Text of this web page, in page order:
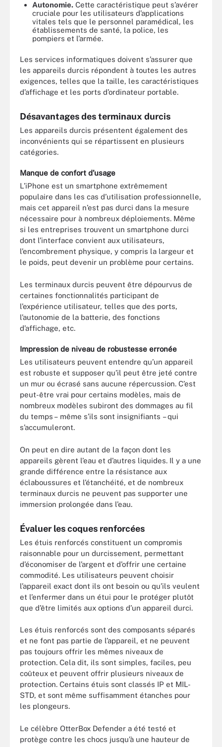
Autonomie. Cette caractéristique peut s’avérer
cruciale pour les utilisateurs d’applications
vitales tels que le personnel paramédical, les
établissements de santé, la police, les
pompiers et l’armée.
Les services informatiques doivent s’assurer que
les appareils durcis répondent à toutes les autres
exigences, telles que la taille, les caractéristiques
d’affichage et les ports d’ordinateur portable.
Désavantages des terminaux durcis
Les appareils durcis présentent également des
inconvénients qui se répartissent en plusieurs
catégories.
Manque de confort d’usage
L’iPhone est un smartphone extrêmement
populaire dans les cas d’utilisation professionnelle,
mais cet appareil n’est pas durci dans la mesure
nécessaire pour à nombreux déploiements. Même
si les entreprises trouvent un smartphone durci
dont l’interface convient aux utilisateurs,
l’encombrement physique, y compris la largeur et
le poids, peut devenir un problème pour certains.
Les terminaux durcis peuvent être dépourvus de
certaines fonctionnalités participant de
l’expérience utilisateur, telles que des ports,
l’autonomie de la batterie, des fonctions
d’affichage, etc.
Impression de niveau de robustesse erronée
Les utilisateurs peuvent entendre qu’un appareil
est robuste et supposer qu’il peut être jeté contre
un mur ou écrasé sans aucune répercussion. C’est
peut-être vrai pour certains modèles, mais de
nombreux modèles subiront des dommages au fil
du temps – même s’ils sont insignifiants – qui
s’accumuleront.
On peut en dire autant de la façon dont les
appareils gèrent l’eau et d’autres liquides. Il y a une
grande différence entre la résistance aux
éclaboussures et l’étanchéité, et de nombreux
terminaux durcis ne peuvent pas supporter une
immersion prolongée dans l’eau.
Évaluer les coques renforcées
Les étuis renforcés constituent un compromis
raisonnable pour un durcissement, permettant
d’économiser de l’argent et d’offrir une certaine
commodité. Les utilisateurs peuvent choisir
l’appareil exact dont ils ont besoin ou qu’ils veulent
et l’enfermer dans un étui pour le protéger plutôt
que d’être limités aux options d’un appareil durci.
Les étuis renforcés sont des composants séparés
et ne font pas partie de l’appareil, et ne peuvent
pas toujours offrir les mêmes niveaux de
protection. Cela dit, ils sont simples, faciles, peu
coûteux et peuvent offrir plusieurs niveaux de
protection. Certains étuis sont classés IP et MIL-
STD, et sont même suffisamment étanches pour
les plongeurs.
Le célèbre OtterBox Defender a été testé et
protège contre les chocs jusqu’à une hauteur de